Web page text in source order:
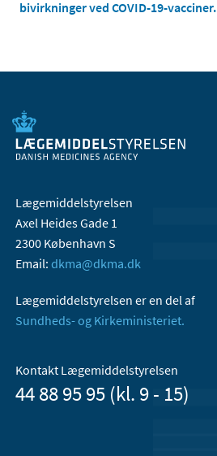
bivirkninger ved COVID-19-vacciner.
Lægemiddelstyrelsen
Axel Heides Gade 1
2300 København S
Email: dkma@dkma.dk
Lægemiddelstyrelsen er en del af
Sundheds- og Kirkeministeriet.
Kontakt Lægemiddelstyrelsen
44 88 95 95 (kl. 9 - 15)